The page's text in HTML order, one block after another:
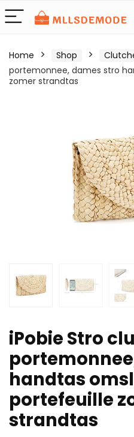
Home Shop
portemonnee, dames stro
zomer strandtas
iPobie Stro
handtas
portefeuille
strandtas